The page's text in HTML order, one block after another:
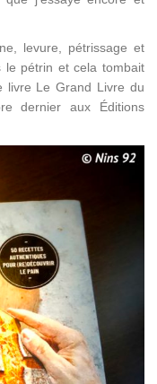
levure, pétrissage et
le pétrin et cela tombait
livre Le Grand Livre du
dernier aux Éditions